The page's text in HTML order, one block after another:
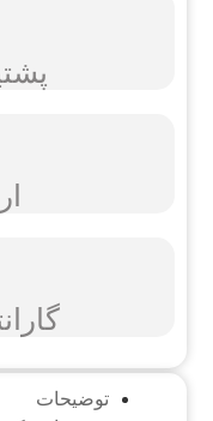
توضیحات